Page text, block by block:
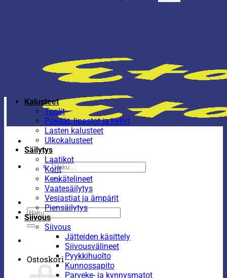
Etsi:
Etsi:
Ostoskori
Kalusteet
Tuolit
Pöydät, lipastot ja hyllyt
Lasten kalusteet
Ulkokalusteet
Säilytys
Laatikot
Korit
Kenkätelineet
Vaatesäilytys
Vesiastiat ja ämpärit
Piensäilytys
Siivous
Siivous
Jätteiden käsittely
Siivousvälineet
Pyykkihuolto
Kunnossapito
Parveke- ja kynnysmatot